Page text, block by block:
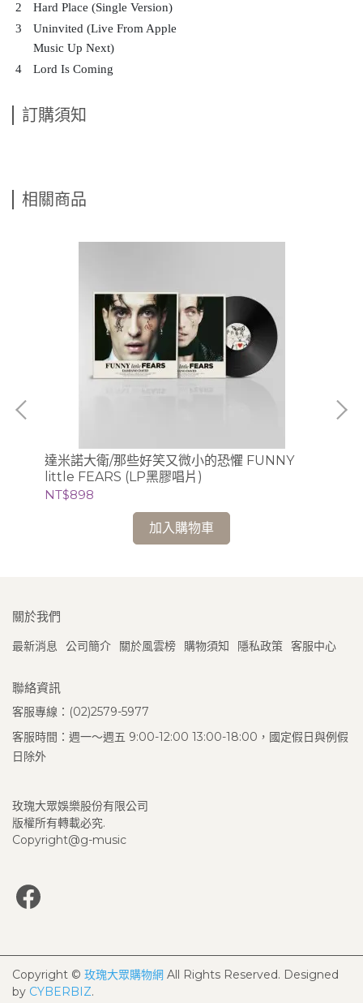
2
Hard Place (Single Version)
3
Uninvited (Live From Apple
Music Up Next)
4
Lord Is Coming
訂購須知
相關商品
達米諾大衛/那些好笑又微小的恐懼 FUNNY
little FEARS (LP黑膠唱片)
NT$898
加入購物車
關於我們
最新消息 公司簡介 關於風雲榜 購物須知 隱私政策 客服中心
聯絡資訊
客服專線：(02)2579-5977
客服時間：週一～週五 9:00-12:00 13:00-18:00，國定假日與例假
日除外
玫瑰大眾娛樂股份有限公司
版權所有轉載必究.
Copyright@g-music
Copyright © 玫瑰大眾購物網 All Rights Reserved. Designed
by CYBERBIZ.